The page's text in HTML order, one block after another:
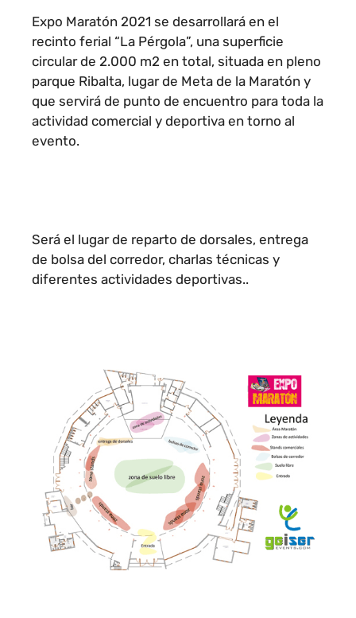
Expo Maratón 2021 se desarrollará en el
recinto ferial “La Pérgola”, una superficie
circular de 2.000 m2 en total, situada en pleno
parque Ribalta, lugar de Meta de la Maratón y
que servirá de punto de encuentro para toda la
actividad comercial y deportiva en torno al
evento.
Será el lugar de reparto de dorsales, entrega
de bolsa del corredor, charlas técnicas y
diferentes actividades deportivas..